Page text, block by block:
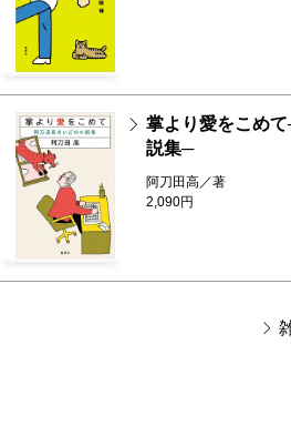
佐木隆三／わたしが出会った
掌より愛をこめ
説集─
阿刀田高／著
2,090円